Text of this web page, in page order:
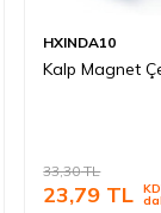
HXINDA10
Kalp Magnet
33,30TL
23,79 TL